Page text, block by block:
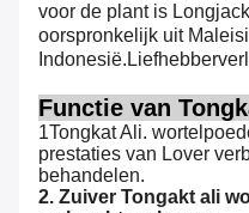
voor de plant is
oorspronkelijk uit
Indonesië.Liefhebber
Functie van
1Tongkat Ali.
prestaties van Lover
behandelen.
2. Zuiver Tongakt ali